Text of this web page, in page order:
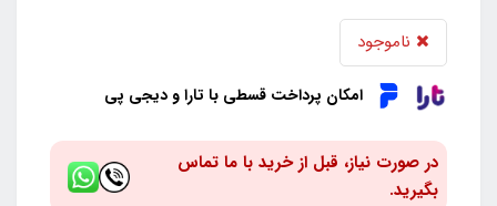
ناموجود
امکان پرداخت قسطی با تارا و دیجی پی
در صورت نیاز، قبل از خرید با ما تماس
بگیرید.